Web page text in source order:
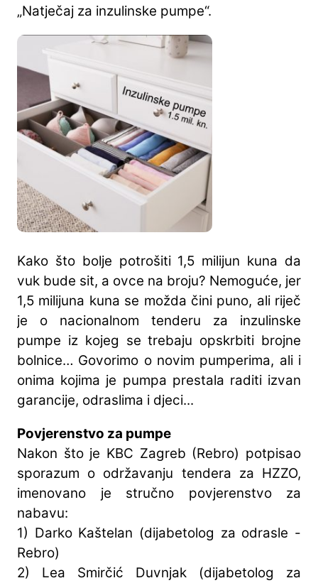
„Natječaj za inzulinske pumpe“.
Kako što bolje potrošiti 1,5 milijun kuna da
vuk bude sit, a ovce na broju? Nemoguće, jer
1,5 milijuna kuna se možda čini puno, ali riječ
je o nacionalnom tenderu za inzulinske
pumpe iz kojeg se trebaju opskrbiti brojne
bolnice… Govorimo o novim pumperima, ali i
onima kojima je pumpa prestala raditi izvan
garancije, odraslima i djeci...
Povjerenstvo za pumpe
Nakon što je KBC Zagreb (Rebro) potpisao
sporazum o održavanju tendera za HZZO,
imenovano je stručno povjerenstvo za
nabavu:
1) Darko Kaštelan (dijabetolog za odrasle -
Rebro)
2) Lea Smirčić Duvnjak (dijabetolog za